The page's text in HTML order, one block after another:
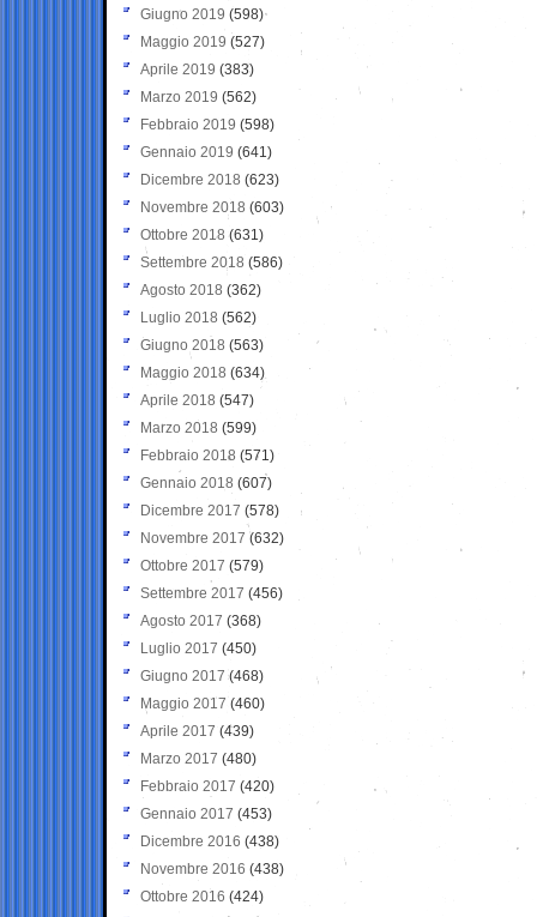
Giugno 2019 (598)
Maggio 2019 (527)
Aprile 2019 (383)
Marzo 2019 (562)
Febbraio 2019 (598)
Gennaio 2019 (641)
Dicembre 2018 (623)
Novembre 2018 (603)
Ottobre 2018 (631)
Settembre 2018 (586)
Agosto 2018 (362)
Luglio 2018 (562)
Giugno 2018 (563)
Maggio 2018 (634)
Aprile 2018 (547)
Marzo 2018 (599)
Febbraio 2018 (571)
Gennaio 2018 (607)
Dicembre 2017 (578)
Novembre 2017 (632)
Ottobre 2017 (579)
Settembre 2017 (456)
Agosto 2017 (368)
Luglio 2017 (450)
Giugno 2017 (468)
Maggio 2017 (460)
Aprile 2017 (439)
Marzo 2017 (480)
Febbraio 2017 (420)
Gennaio 2017 (453)
Dicembre 2016 (438)
Novembre 2016 (438)
Ottobre 2016 (424)